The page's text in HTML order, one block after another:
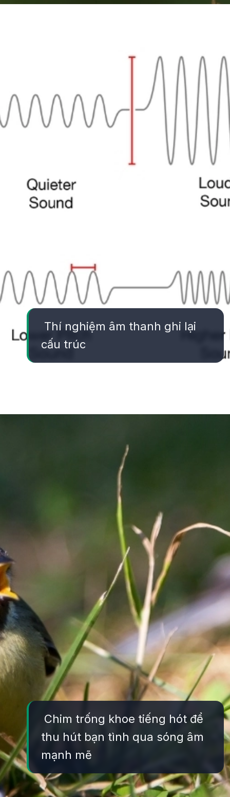
Thí nghiệm âm thanh ghi lại
cấu trúc
Chim trống khoe tiếng hót để
thu hút bạn tình qua sóng âm
mạnh mẽ